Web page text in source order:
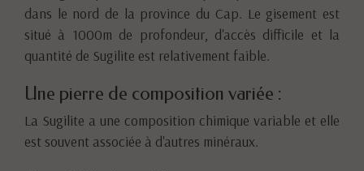
dans le nord de la province du Cap. Le gisement est
situé à 1000m de profondeur, d'accès difficile et la
quantité de Sugilite est relativement faible.
Une pierre de composition variée :
La Sugilite a une composition chimique variable et elle
est souvent associée à d'autres minéraux.